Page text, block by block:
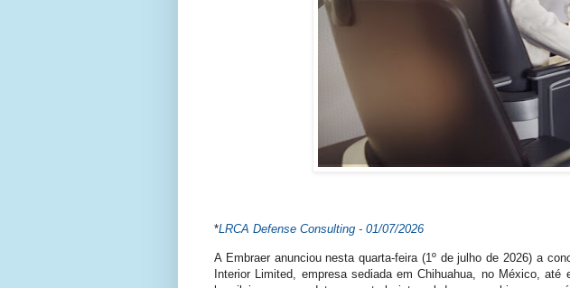
*LRCA Defense Consulting - 01/07/2026
A Embraer anunciou nesta quarta-feira (1º de julho de 2026) a
Interior Limited, empresa sediada em Chihuahua, no México,